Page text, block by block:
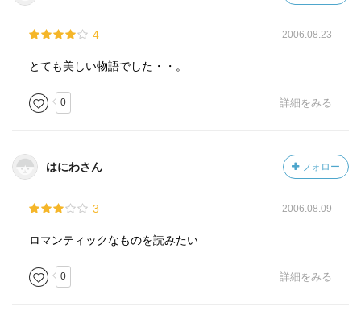
4 2006.08.23
とても美しい物語でした・・。
0 詳細をみる
はにわさん フォロー
3 2006.08.09
ロマンティックなものを読みたい
0 詳細をみる